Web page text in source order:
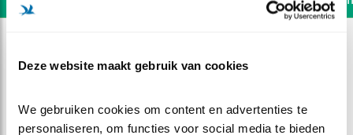
Deze website maakt gebruik van cookies
We gebruiken cookies om content en advertenties te
personaliseren, om functies voor social media te bieden